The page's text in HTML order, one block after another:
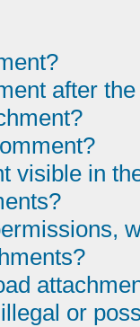
after
visible in
or